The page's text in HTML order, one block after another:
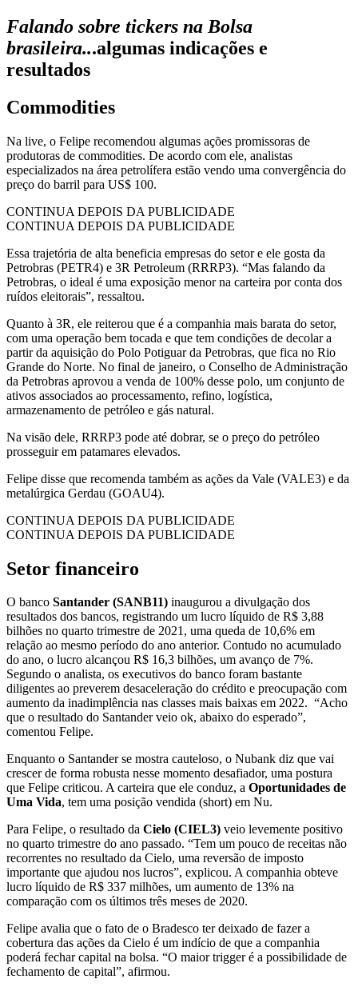
Falando sobre tickers na Bolsa
brasileira...algumas indicações e
resultados
Commodities
Na live, o Felipe recomendou algumas ações promissoras de
produtoras de commodities. De acordo com ele, analistas
especializados na área petrolífera estão vendo uma convergência do
preço do barril para US$ 100.
CONTINUA DEPOIS DA PUBLICIDADE
CONTINUA DEPOIS DA PUBLICIDADE
Essa trajetória de alta beneficia empresas do setor e ele gosta da
Petrobras (PETR4) e 3R Petroleum (RRRP3). “Mas falando da
Petrobras, o ideal é uma exposição menor na carteira por conta dos
ruídos eleitorais”, ressaltou.
Quanto à 3R, ele reiterou que é a companhia mais barata do setor,
com uma operação bem tocada e que tem condições de decolar a
partir da aquisição do Polo Potiguar da Petrobras, que fica no Rio
Grande do Norte. No final de janeiro, o Conselho de Administração
da Petrobras aprovou a venda de 100% desse polo, um conjunto de
ativos associados ao processamento, refino, logística,
armazenamento de petróleo e gás natural.
Na visão dele, RRRP3 pode até dobrar, se o preço do petróleo
prosseguir em patamares elevados.
Felipe disse que recomenda também as ações da Vale (VALE3) e da
metalúrgica Gerdau (GOAU4).
CONTINUA DEPOIS DA PUBLICIDADE
CONTINUA DEPOIS DA PUBLICIDADE
Setor financeiro
O banco Santander (SANB11) inaugurou a divulgação dos
resultados dos bancos, registrando um lucro líquido de R$ 3,88
bilhões no quarto trimestre de 2021, uma queda de 10,6% em
relação ao mesmo período do ano anterior. Contudo no acumulado
do ano, o lucro alcançou R$ 16,3 bilhões, um avanço de 7%.
Segundo o analista, os executivos do banco foram bastante
diligentes ao preverem desaceleração do crédito e preocupação com
aumento da inadimplência nas classes mais baixas em 2022. “Acho
que o resultado do Santander veio ok, abaixo do esperado”,
comentou Felipe.
Enquanto o Santander se mostra cauteloso, o Nubank diz que vai
crescer de forma robusta nesse momento desafiador, uma postura
que Felipe criticou. A carteira que ele conduz, a Oportunidades de
Uma Vida, tem uma posição vendida (short) em Nu.
Para Felipe, o resultado da Cielo (CIEL3) veio levemente positivo
no quarto trimestre do ano passado. “Tem um pouco de receitas não
recorrentes no resultado da Cielo, uma reversão de imposto
importante que ajudou nos lucros”, explicou. A companhia obteve
lucro líquido de R$ 337 milhões, um aumento de 13% na
comparação com os últimos três meses de 2020.
Felipe avalia que o fato de o Bradesco ter deixado de fazer a
cobertura das ações da Cielo é um indício de que a companhia
poderá fechar capital na bolsa. “O maior trigger é a possibilidade de
fechamento de capital”, afirmou.